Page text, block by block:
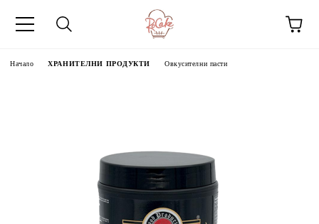
Начало ХРАНИТЕЛНИ ПРОДУКТИ Овкусителни пасти